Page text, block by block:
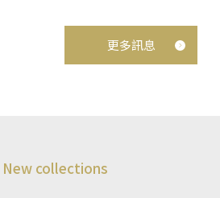
更多訊息
New collections